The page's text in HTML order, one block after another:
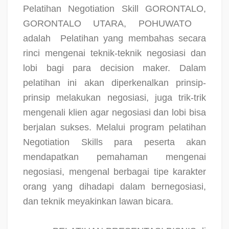
Pelatihan Negotiation Skill GORONTALO,
GORONTALO UTARA, POHUWATO
adalah
Pelatihan yang membahas secara
rinci mengenai teknik-teknik negosiasi dan
lobi bagi para decision maker. Dalam
pelatihan ini akan diperkenalkan prinsip-
prinsip melakukan negosiasi, juga trik-trik
mengenali klien agar negosiasi dan lobi bisa
berjalan sukses. Melalui program pelatihan
Negotiation Skills para peserta akan
mendapatkan pemahaman mengenai
negosiasi, mengenal berbagai tipe karakter
orang yang dihadapi dalam bernegosiasi,
dan teknik meyakinkan lawan bicara.